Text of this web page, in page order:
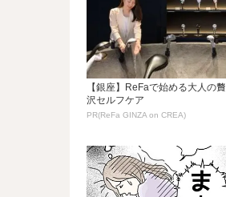
【銀座】ReFaで始める大人の贅
沢セルフケア
PR(ReFa GINZA on CREA)